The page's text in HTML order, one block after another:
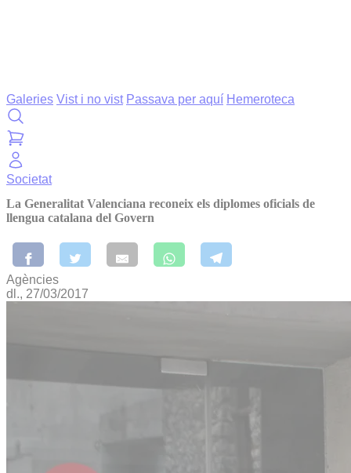
Galeries Vist i no vist Passava per aquí Hemeroteca
Societat
La Generalitat Valenciana reconeix els diplomes oficials de
llengua catalana del Govern
Agències
dl., 27/03/2017